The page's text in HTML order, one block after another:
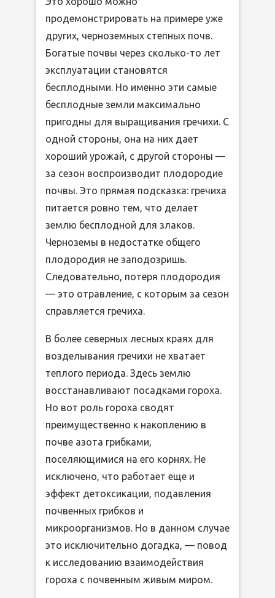
продемонстрировать на примере уже
других, черноземных степных почв.
Богатые почвы через сколько-то лет
эксплуатации становятся
бесплодными. Но именно эти самые
бесплодные земли максимально
пригодны для выращивания гречихи. С
одной стороны, она на них дает
хороший урожай, с другой стороны —
за сезон воспроизводит плодородие
почвы. Это прямая подсказка: гречиха
питается ровно тем, что делает
землю бесплодной для злаков.
Черноземы в недостатке общего
плодородия не заподозришь.
Следовательно, потеря плодородия
— это отравление, с которым за сезон
справляется гречиха.
В более северных лесных краях для
возделывания гречихи не хватает
теплого периода. Здесь землю
восстанавливают посадками гороха.
Но вот роль гороха сводят
преимущественно к накоплению в
почве азота грибками,
поселяющимися на его корнях. Не
исключено, что работает еще и
эффект детоксикации, подавления
почвенных грибков и
микроорганизмов. Но в данном случае
это исключительно догадка, — повод
к исследованию взаимодействия
гороха с почвенным живым миром.